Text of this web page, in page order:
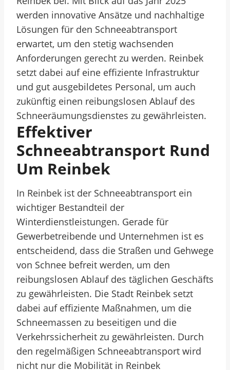
werden innovative Ansätze und nachhaltige
Lösungen für den Schneeabtransport
erwartet, um den stetig wachsenden
Anforderungen gerecht zu werden. Reinbek
setzt dabei auf eine effiziente Infrastruktur
und gut ausgebildetes Personal, um auch
zukünftig einen reibungslosen Ablauf des
Schneeräumungsdienstes zu gewährleisten.
Effektiver
Schneeabtransport Rund
Um Reinbek
In Reinbek ist der Schneeabtransport ein
wichtiger Bestandteil der
Winterdienstleistungen. Gerade für
Gewerbetreibende und Unternehmen ist es
entscheidend, dass die Straßen und Gehwege
von Schnee befreit werden, um den
reibungslosen Ablauf des täglichen Geschäfts
zu gewährleisten. Die Stadt Reinbek setzt
dabei auf effiziente Maßnahmen, um die
Schneemassen zu beseitigen und die
Verkehrssicherheit zu gewährleisten. Durch
den regelmäßigen Schneeabtransport wird
nicht nur die Mobilität in Reinbek